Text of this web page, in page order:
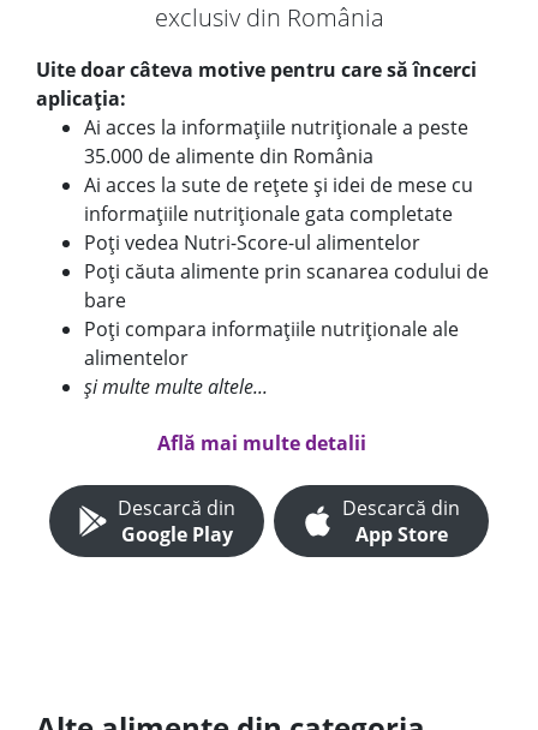
exclusiv din România
Uite doar câteva motive pentru care să încerci
aplicația:
Ai acces la informațiile nutriționale a peste
35.000 de alimente din România
Ai acces la sute de rețete și idei de mese cu
informațiile nutriționale gata completate
Poți vedea Nutri-Score-ul alimentelor
Poți căuta alimente prin scanarea codului de
bare
Poți compara informațiile nutriționale ale
alimentelor
și multe multe altele...
Află mai multe detalii
Descarcă din
Google Play
Descarcă din
App Store